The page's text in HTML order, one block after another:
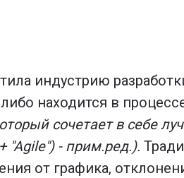
индустрию
находится в
сочетает в себе
"Agile") - прим.ред.).
от графика,